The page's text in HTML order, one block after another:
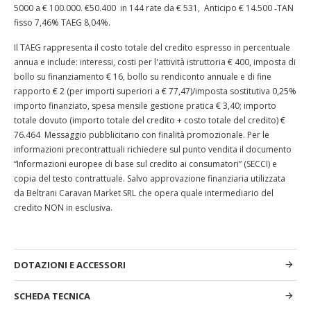
5000 a € 100.000. €50.400 in 144 rate da € 531, Anticipo € 14.500 ‐TAN
fisso 7,46% TAEG 8,04%.
Il TAEG rappresenta il costo totale del credito espresso in percentuale
annua e include: interessi, costi per l'attività istruttoria € 400, imposta di
bollo su finanziamento € 16, bollo su rendiconto annuale e di fine
rapporto € 2 (per importi superiori a € 77,47)/imposta sostitutiva 0,25%
importo finanziato, spesa mensile gestione pratica € 3,40; importo
totale dovuto (importo totale del credito + costo totale del credito) €
76.464Messaggio pubblicitario con finalità promozionale. Per le
informazioni precontrattuali richiedere sul punto vendita il documento
“Informazioni europee di base sul credito ai consumatori” (SECCI) e
copia del testo contrattuale. Salvo approvazione finanziaria utilizzata
da Beltrani Caravan Market SRL che opera quale intermediario del
credito NON in esclusiva.
DOTAZIONI E ACCESSORI
SCHEDA TECNICA